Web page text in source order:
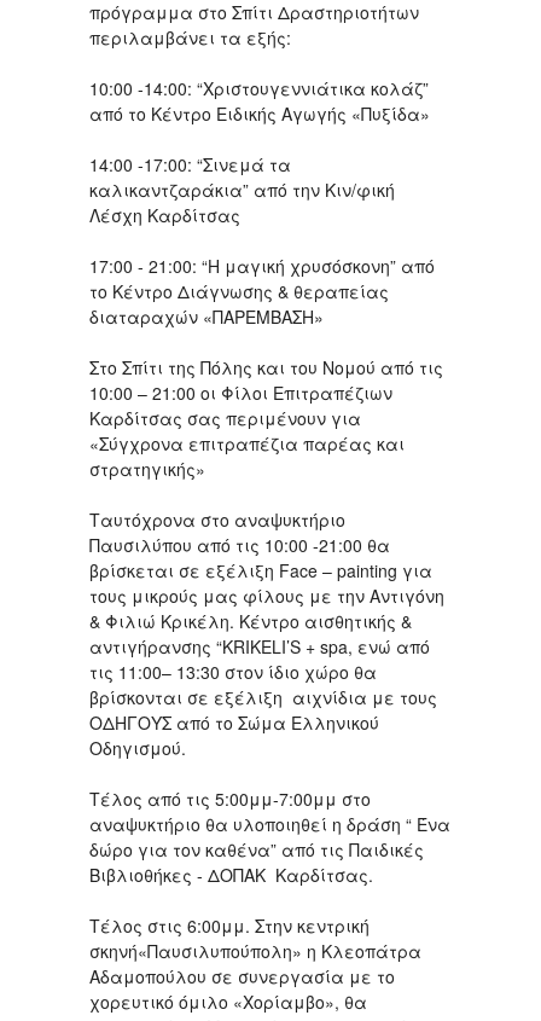
πρόγραμμα στο Σπίτι Δραστηριοτήτων
περιλαμβάνει τα εξής:
10:00 -14:00: “Χριστουγεννιάτικα κολάζ”
από το Κέντρο Ειδικής Αγωγής «Πυξίδα»
14:00 -17:00: “Σινεμά τα
καλικαντζαράκια” από την Κιν/φική
Λέσχη Καρδίτσας
17:00 - 21:00: “Η μαγική χρυσόσκονη” από
το Κέντρο Διάγνωσης & θεραπείας
διαταραχών «ΠΑΡΕΜΒΑΣΗ»
Στο Σπίτι της Πόλης και του Νομού από τις
10:00 – 21:00 οι Φίλοι Επιτραπέζιων
Καρδίτσας σας περιμένουν για
«Σύγχρονα επιτραπέζια παρέας και
στρατηγικής»
Ταυτόχρονα στο αναψυκτήριο
Παυσιλύπου από τις 10:00 -21:00 θα
βρίσκεται σε εξέλιξη Face – painting για
τους μικρούς μας φίλους με την Αντιγόνη
& Φιλιώ Κρικέλη. Κέντρο αισθητικής &
αντιγήρανσης “KRIKELI’S + spa, ενώ από
τις 11:00– 13:30 στον ίδιο χώρο θα
βρίσκονται σε εξέλιξη αιχνίδια με τους
ΟΔΗΓΟΥΣ από το Σώμα Ελληνικού
Οδηγισμού.
Τέλος από τις 5:00μμ-7:00μμ στο
αναψυκτήριο θα υλοποιηθεί η δράση “ Ένα
δώρο για τον καθένα” από τις Παιδικές
Βιβλιοθήκες - ΔΟΠΑΚ Καρδίτσας.
Τέλος στις 6:00μμ. Στην κεντρική
σκηνή«Παυσιλυπούπολη» η Κλεοπάτρα
Αδαμοπούλου σε συνεργασία με το
χορευτικό όμιλο «Χορίαμβο», θα